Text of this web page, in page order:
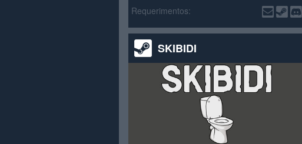
Requerimentos:
SKIBIDI